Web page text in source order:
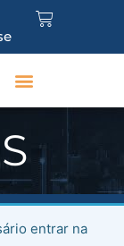
entrar na